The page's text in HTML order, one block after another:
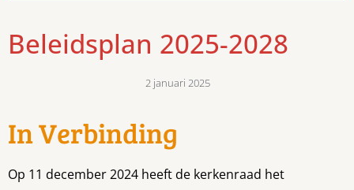
Beleidsplan 2025-2028
2 januari 2025
In Verbinding
Op 11 december 2024 heeft de kerkenraad het